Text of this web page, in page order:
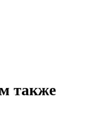
также